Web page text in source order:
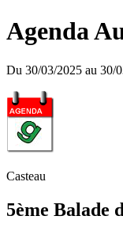
Agenda
Du 30/03/2025 au 30/
Casteau
5ème Balade